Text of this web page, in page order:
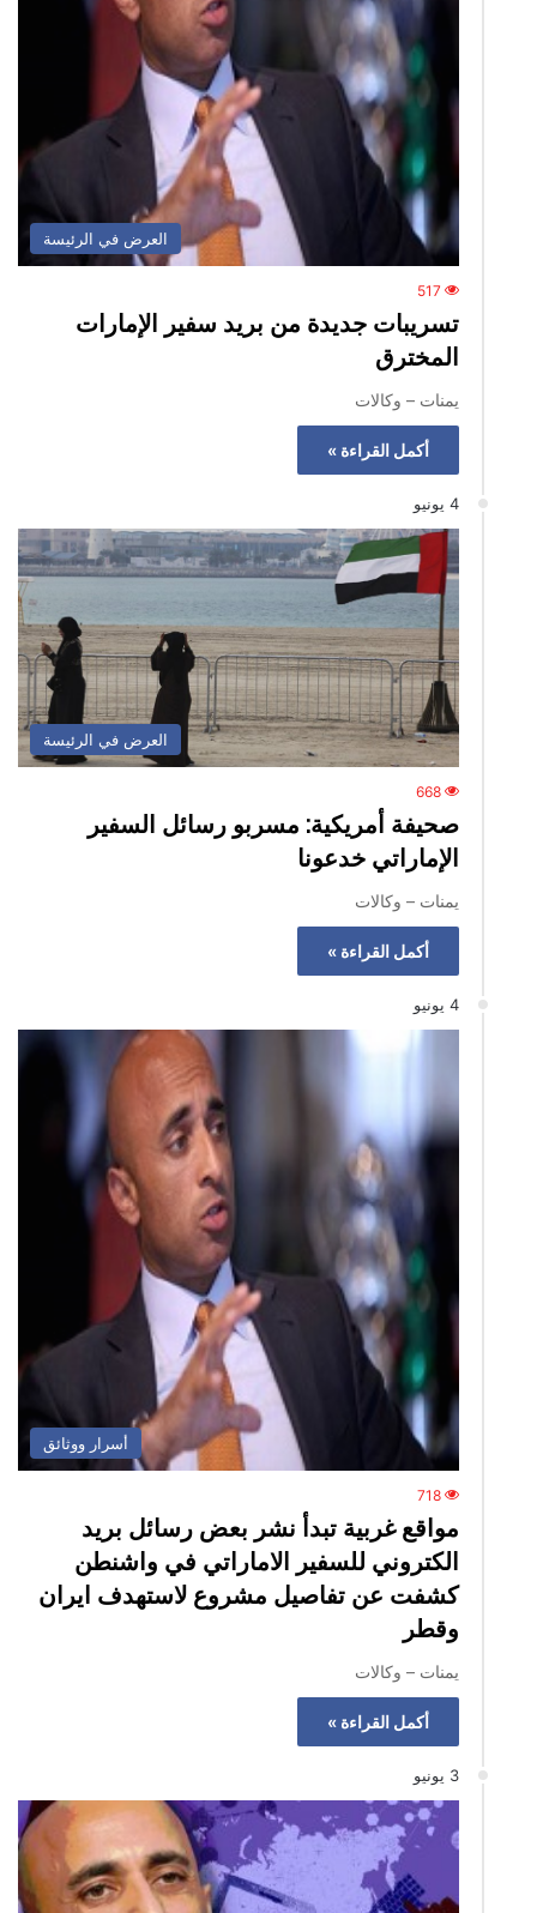
العرض في الرئيسة
517
تسريبات جديدة من بريد سفير الإمارات
المخترق
يمنات – وكالات
أكمل القراءة »
4 يونيو
العرض في الرئيسة
668
صحيفة أمريكية: مسربو رسائل السفير
الإماراتي خدعونا
يمنات – وكالات
أكمل القراءة »
4 يونيو
أسرار ووثائق
718
مواقع غربية تبدأ نشر بعض رسائل بريد
الكتروني للسفير الاماراتي في واشنطن
كشفت عن تفاصيل مشروع لاستهدف ايران
وقطر
يمنات – وكالات
أكمل القراءة »
3 يونيو